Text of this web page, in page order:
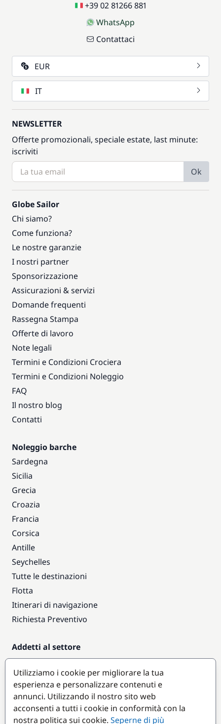
+39 02 81266 881
WhatsApp
Contattaci
EUR
IT
NEWSLETTER
Offerte promozionali, speciale estate, last minute:
iscriviti
Ok
Globe Sailor
Chi siamo?
Come funziona?
Le nostre garanzie
I nostri partner
Sponsorizzazione
Assicurazioni & servizi
Domande frequenti
Rassegna Stampa
Offerte di lavoro
Note legali
Termini e Condizioni Crociera
Termini e Condizioni Noleggio
FAQ
Il nostro blog
Contatti
Noleggio barche
Sardegna
Sicilia
Grecia
Croazia
Francia
Corsica
Antille
Seychelles
Tutte le destinazioni
Flotta
Itinerari di navigazione
Richiesta Preventivo
Addetti al settore
Accesso armatori
Diventare partner
Destinazioni popolari
Utilizziamo i cookie per migliorare la tua
esperienza e personalizzare contenuti e
annunci. Utilizzando il nostro sito web
acconsenti a tutti i cookie in conformità con la
nostra politica sui cookie. Seperne di più